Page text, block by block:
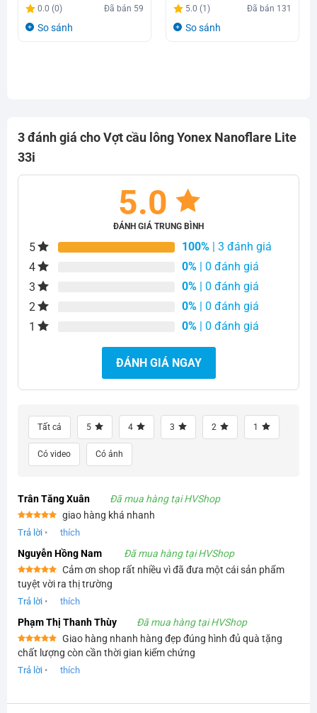
gốc
là:
hiện
tại
0.0 (0) Đã bán 59
So sánh
gốc
là:
hiện
tại
5.0 (1) Đã bán 131
So sánh
3 đánh giá choVợt cầu lông Yonex Nanoflare Lite
33i
5.0
ĐÁNH GIÁ TRUNG BÌNH
5 100% | 3 đánh giá
4
0% | 0 đánh giá
3
0% | 0 đánh giá
2
0% | 0 đánh giá
1
0% | 0 đánh giá
ĐÁNH GIÁ NGAY
Tất cả 5 4 3 2 1
Có video Có ảnh
Trân Tăng Xuân Đã mua hàng tại HVShop
Được xếp
hạng55
giao hàng khá nhanh
Trả lời • thích
Nguyễn Hồng Nam Đã mua hàng tại HVShop
Được xếp
hạng5 5
sao
Cảm ơn shop rất nhiều vì đã đưa một cái sản phẩm
tuyệt vời ra thị trường
Trả lời • thích
Phạm Thị Thanh Thùy Đã mua hàng tại HVShop
Được xếp
hạng 55
sao
Giao hàng nhanh hàng đẹp đúng hình đủ quà tặng
chất lượng còn cần thời gian kiểm chứng
Trả lời • thích